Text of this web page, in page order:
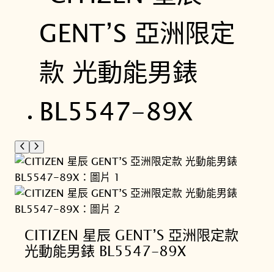
CITIZEN 星辰 GENT’S 亞洲限定款
光動能男錶 BL5547-89X